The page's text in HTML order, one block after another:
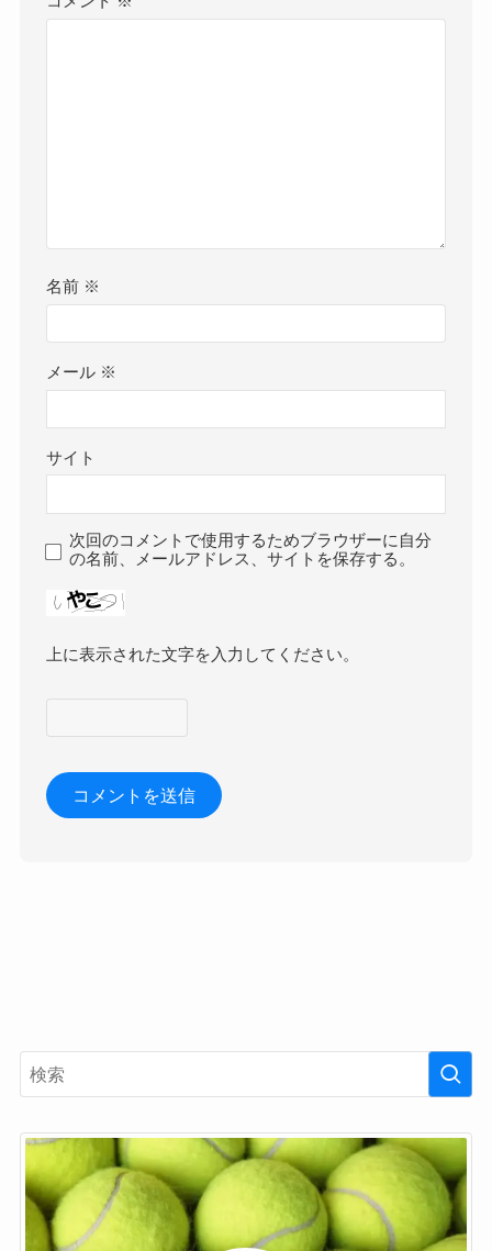
名前 ※
メール ※
サイト
次回のコメントで使用するためブラウザーに自分
の名前、メールアドレス、サイトを保存する。
上に表示された文字を入力してください。